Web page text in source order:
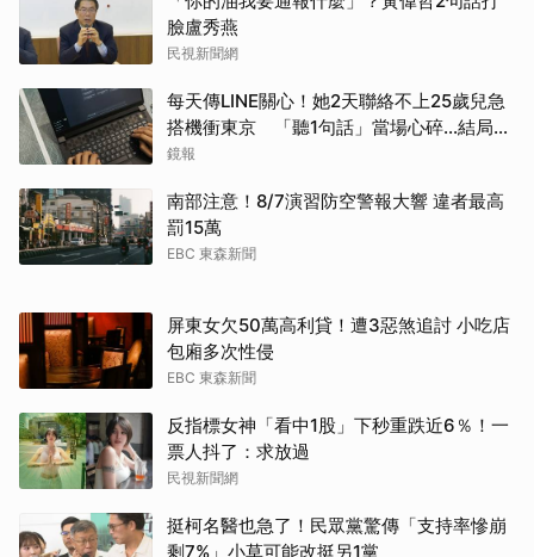
臉盧秀燕
民視新聞網
每天傳LINE關心！她2天聯絡不上25歲兒急
搭機衝東京 「聽1句話」當場心碎...結局看
哭網
鏡報
南部注意！8/7演習防空警報大響 違者最高
罰15萬
EBC 東森新聞
屏東女欠50萬高利貸！遭3惡煞追討 小吃店
包廂多次性侵
EBC 東森新聞
反指標女神「看中1股」下秒重跌近6％！一
票人抖了：求放過
民視新聞網
挺柯名醫也急了！民眾黨驚傳「支持率慘崩
剩7%」小草可能改挺另1黨